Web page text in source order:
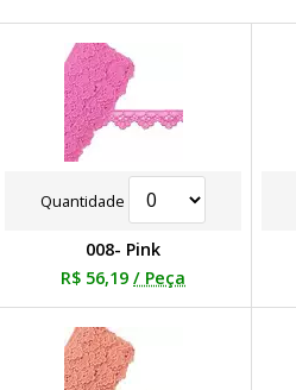
Quantidade
008- Pink
R$ 56,19 / Peça